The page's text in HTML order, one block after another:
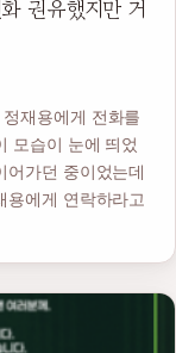
권유했지만 거
재용에게 전화를
모습이 눈에 띄었
어가던 중이었는데
용에게 연락하라고